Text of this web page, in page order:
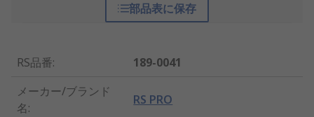
部品表に保存
RS品番:
189-0041
メーカー/ブランド
名:
RS PRO